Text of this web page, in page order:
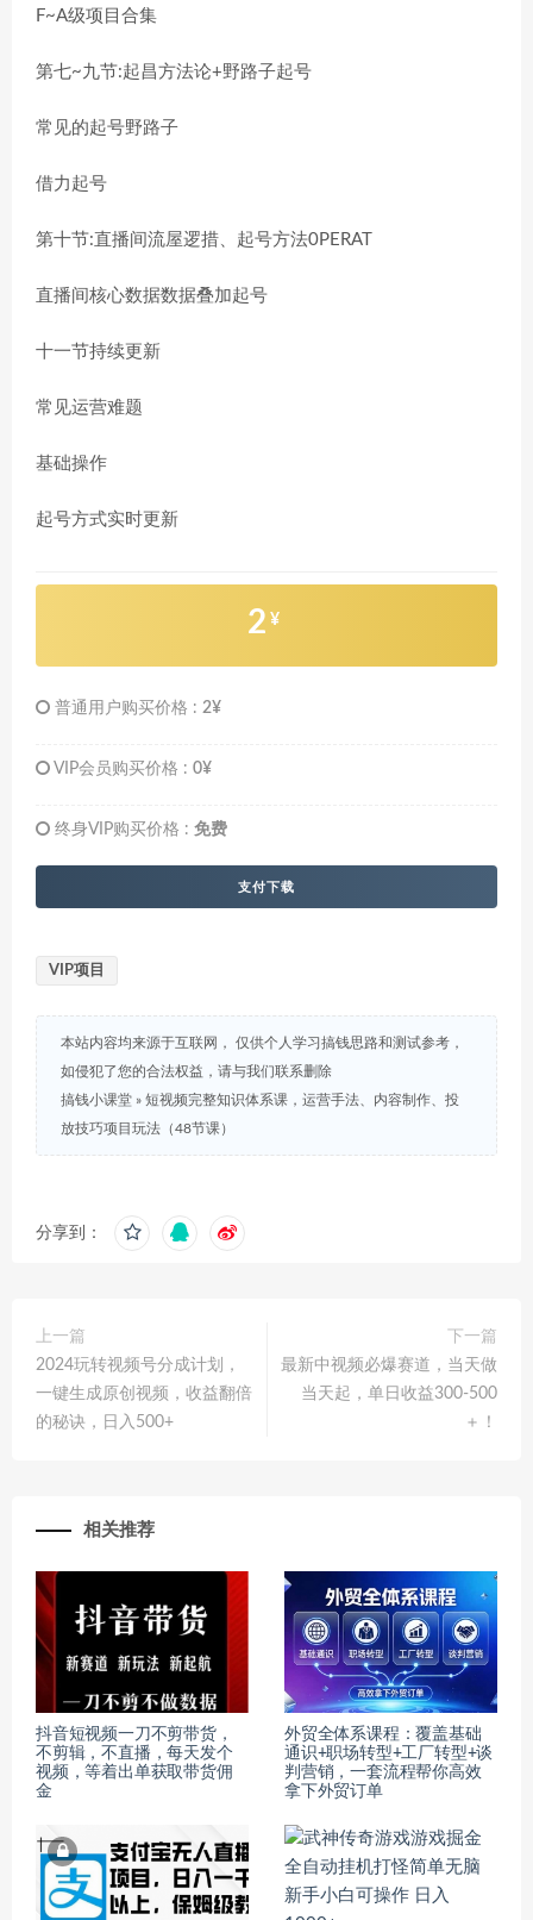
F~A级项目合集
第七~九节:起昌方法论+野路子起号
常见的起号野路子
借力起号
第十节:直播间流屋逻措、起号方法0PERAT
直播间核心数据数据叠加起号
十一节持续更新
常见运营难题
基础操作
起号方式实时更新
2 ¥
普通用户购买价格 : 2¥
VIP会员购买价格 : 0¥
终身VIP购买价格 : 免费
支付下载
VIP项目
本站内容均来源于互联网， 仅供个人学习搞钱思路和测试参考，
如侵犯了您的合法权益，请与我们联系删除
搞钱小课堂 » 短视频完整知识体系课，运营手法、内容制作、投
放技巧项目玩法（48节课）
分享到：
上一篇
2024玩转视频号分成计划，
一键生成原创视频，收益翻倍
的秘诀，日入500+
下一篇
最新中视频必爆赛道，当天做
当天起，单日收益300-500
＋！
相关推荐
抖音短视频一刀不剪带货，
不剪辑，不直播，每天发个
视频，等着出单获取带货佣
金
外贸全体系课程：覆盖基础
通识+职场转型+工厂转型+谈
判营销，一套流程帮你高效
拿下外贸订单